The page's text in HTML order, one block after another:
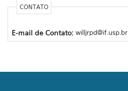
CONTATO
E-mail de Contato: willjrpd@if.usp.br